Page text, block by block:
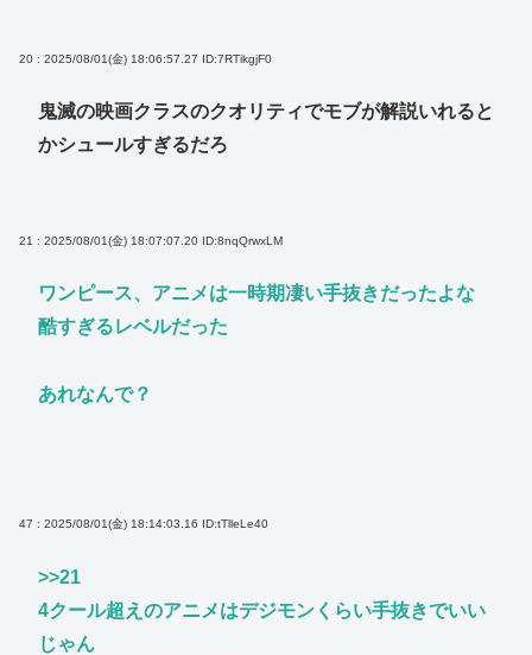
20 : 2025/08/01(金) 18:06:57.27 ID:7RTikgjF0
鬼滅の映画クラスのクオリティでモブが解説いれると
かシュールすぎるだろ
21 : 2025/08/01(金) 18:07:07.20 ID:8nqQrwxLM
ワンピース、アニメは一時期凄い手抜きだったよな
酷すぎるレベルだった
あれなんで？
47 : 2025/08/01(金) 18:14:03.16 ID:tTlleLe40
>>21
4クール超えのアニメはデジモンくらい手抜きでいい
じゃん